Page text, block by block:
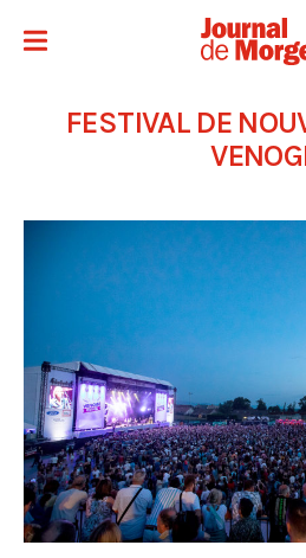
FESTIVAL DE